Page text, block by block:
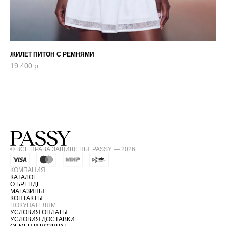
ЖИЛЕТ ПИТОН С РЕМНЯМИ
19 400 р.
© ВСЕ ПРАВА ЗАЩИЩЕНЫ. PASSY — 2026
КОМПАНИЯ
КАТАЛОГ
О БРЕНДЕ
МАГАЗИНЫ
КОНТАКТЫ
ПОКУПАТЕЛЯМ
УСЛОВИЯ ОПЛАТЫ
УСЛОВИЯ ДОСТАВКИ